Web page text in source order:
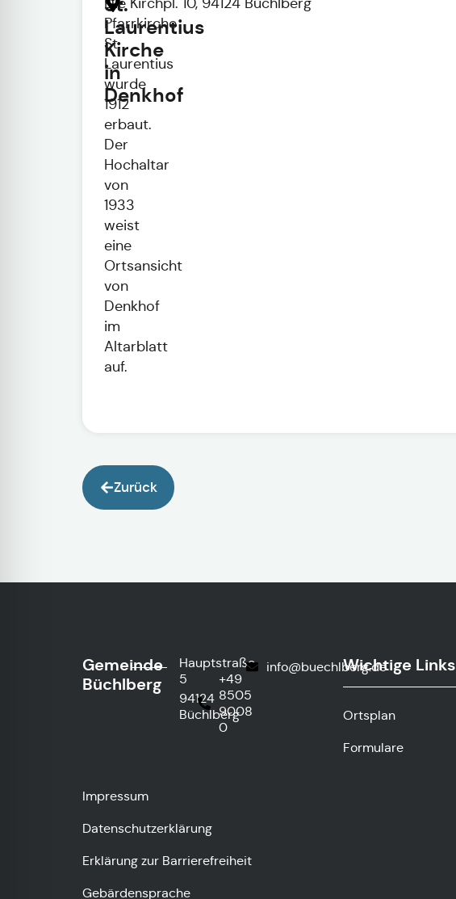
Laurentius
Kirche
in
Denkhof
Pfarrkirche
St.
Laurentius
wurde
1912
erbaut.
Der
Hochaltar
von
1933
weist
eine
Ortsansicht
von
Denkhof
im
Altarblatt
auf.
Zurück
Gemeinde
Büchlberg
Hauptstraße
5
94124
Büchlberg
+49
8505
9008
0
info@buechlberg.deWichtige Links
Ortsplan
Formulare
Impressum
Datenschutzerklärung
Erklärung zur Barrierefreiheit
Gebärdensprache